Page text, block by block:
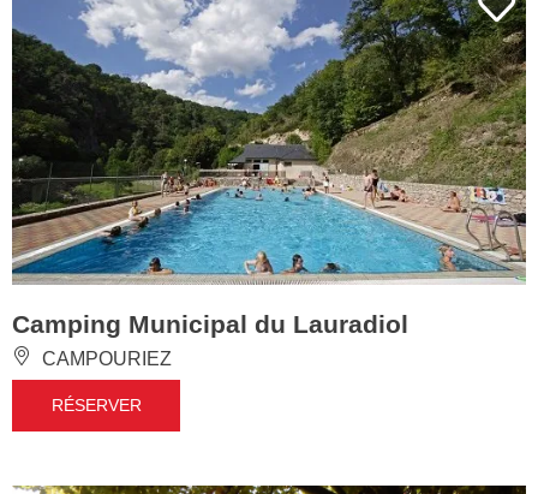
Camping Municipal du Lauradiol
CAMPOURIEZ
RÉSERVER